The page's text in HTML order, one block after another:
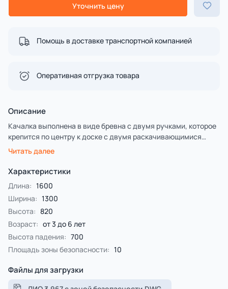
Уточнить цену
Помощь в доставке транспортной компанией
Оперативная отгрузка товара
Описание
Качалка выполнена в виде бревна с двумя ручками, которое
крепится по центру к доске с двумя раскачивающимися
пружинами по краям. Ручки выполнены из нержавеющей
Предлагается на выбор заказчика два варинта исполнения.
Первый - деревянные столбы и брёвна выполнены из
лиственницы, имеют естественную природную форму,
тщательно отшлифованы и обладают высочайшей
прочностью.
Второй — деревянные столбы и брёвна выполнены из
клееной сосновой древесины с последующим
оцилинриванием, имеет ровную цилиндрическую
поверхность.
Столбы и брёвна покрыты специальной пропиткой,
содержащую антисептики и обеспечивающую
ультрафиолетовую защиту от солнечного воздействия.
Читать далее
Характеристики
Длина: 1600
Ширина: 1300
Высота: 820
Возраст: от 3 до 6 лет
Высота падения: 700
Площадь зоны безопасности: 10
Файлы для загрузки